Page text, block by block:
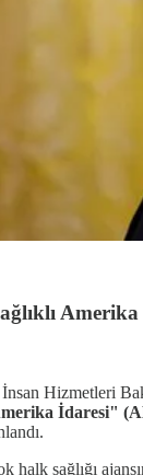
Hizmetleri
İdaresi"
halk sağlığı